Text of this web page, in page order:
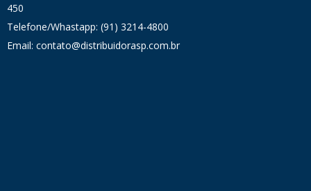
450
Telefone/Whastapp: (91) 3214-4800
Email: contato@distribuidorasp.com.br